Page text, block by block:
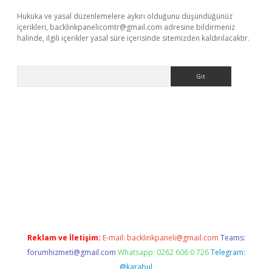
Hukuka ve yasal düzenlemelere aykırı olduğunu düşündüğünüz
içerikleri, backlinkpanelicomtr@gmail.com adresine bildirmeniz
halinde, ilgili içerikler yasal süre içerisinde sitemizden kaldırılacaktır.
Reklam ve İletişim: E-mail: backlinkpaneli@gmail.com Teams:
forumhizmeti@gmail.com Whatsapp: 0262 606 0 726 Telegram:
@karabul